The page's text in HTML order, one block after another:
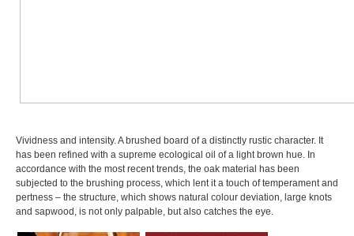
Vividness and intensity. A brushed board of a distinctly rustic character. It
has been refined with a supreme ecological oil of a light brown hue. In
accordance with the most recent trends, the oak material has been
subjected to the brushing process, which lent it a touch of temperament and
pertness – the structure, which shows natural colour deviation, large knots
and sapwood, is not only palpable, but also catches the eye.